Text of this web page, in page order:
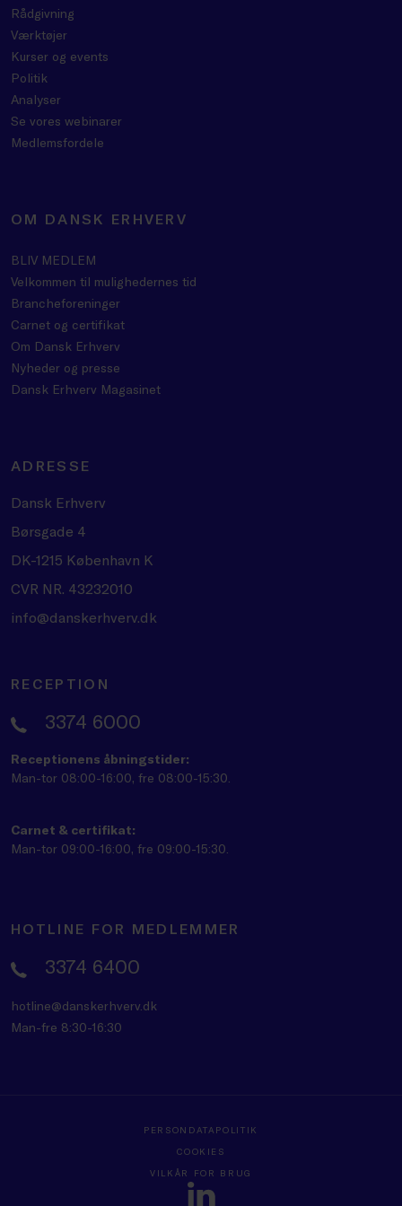
Rådgivning
Værktøjer
Kurser og events
Politik
Analyser
Se vores webinarer
Medlemsfordele
OM DANSK ERHVERV
BLIV MEDLEM
Velkommen til mulighedernes tid
Brancheforeninger
Carnet og certifikat
Om Dansk Erhverv
Nyheder og presse
Dansk Erhverv Magasinet
ADRESSE
Dansk Erhverv
Børsgade 4
DK-1215 København K
CVR NR. 43232010
info@danskerhverv.dk
RECEPTION
3374 6000
Receptionens åbningstider:
Man-tor 08:00-16:00, fre 08:00-15:30.
Carnet & certifikat:
Man-tor 09:00-16:00, fre 09:00-15:30.
HOTLINE FOR MEDLEMMER
3374 6400
hotline@danskerhverv.dk
Man-fre 8:30-16:30
PERSONDATAPOLITIK
COOKIES
VILKÅR FOR BRUG